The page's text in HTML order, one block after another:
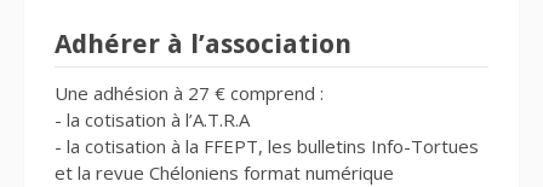
Adhérer à l’association
Une adhésion à 27 € comprend :
- la cotisation à l’A.T.R.A
- la cotisation à la FFEPT, les bulletins Info-Tortues
et la revue Chéloniens format numérique